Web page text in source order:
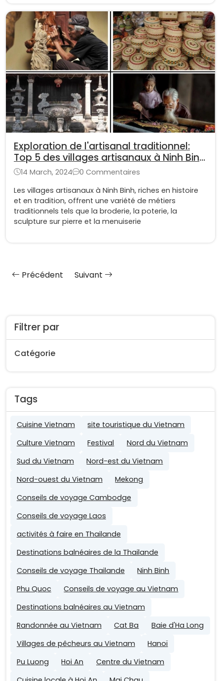
Filtrer par
Catégorie
Tags
Cuisine Vietnam
site touristique du Vietnam
Culture Vietnam
Festival
Nord du Vietnam
Sud du Vietnam
Nord-est du Vietnam
Nord-ouest du Vietnam
Mekong
Conseils de voyage Cambodge
Conseils de voyage Laos
activités à faire en Thailande
Destinations balnéaires de la Thailande
Conseils de voyage Thailande
Ninh Binh
Phu Quoc
Conseils de voyage au Vietnam
Destinations balnéaires au Vietnam
Randonnée au Vietnam
Cat Ba
Baie d'Ha Long
Villages de pêcheurs au Vietnam
Hanoï
Pu Luong
Hoi An
Centre du Vietnam
Exploration de l'artisanal traditionnel:
Top 5 des villages artisanaux à Ninh Binh
à ne pas manquer
14 March, 2024
0 Commentaires
Les villages artisanaux à Ninh Binh, riches en histoire
et en tradition, offrent une variété de métiers
traditionnels tels que la broderie, la poterie, la
sculpture sur pierre et la menuiserie
Précédent Suivant